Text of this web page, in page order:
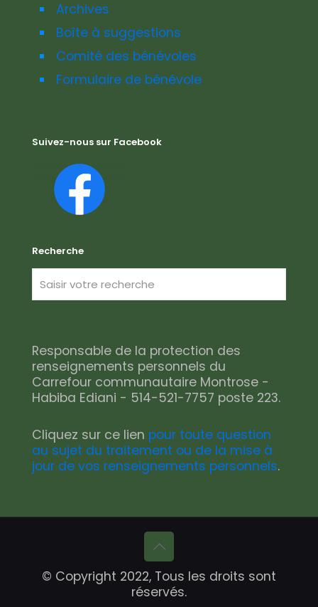
Archives
Boîte à suggestions
Comité des bénévoles
Formulaire de bénévole
Suivez-nous sur Facebook
Recherche
Responsable de la protection des
renseignements personnels du
Carrefour communautaire Montrose -
Habiba Ediani - 514-521-7757 poste 223.
Cliquez sur ce lien pour toute question
au sujet du traitement ou de la mise à
jour de vos renseignements personnels.
© Copyright 2022, Tous les droits sont
réservés.